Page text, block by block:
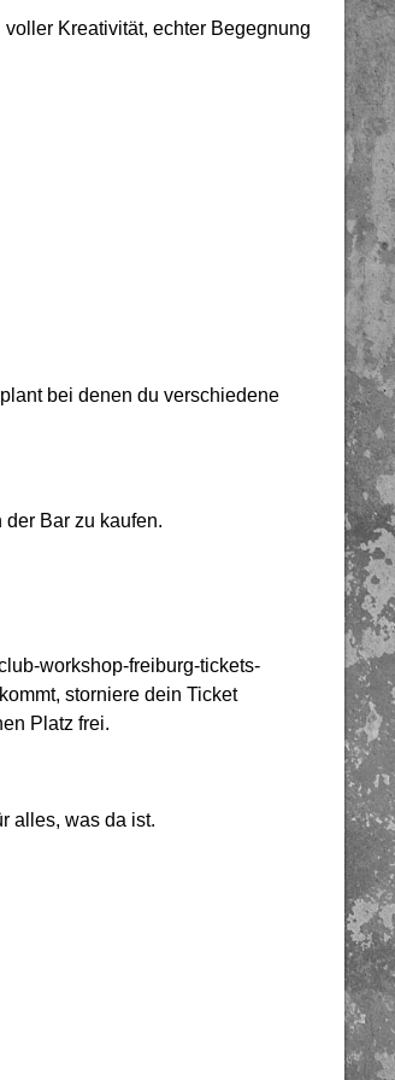
Kreativität, echter Begegnung
bei denen du verschiedene
der Bar zu kaufen.
workshop-freiburg-tickets-
storniere dein Ticket
Platz frei.
alles, was da ist.